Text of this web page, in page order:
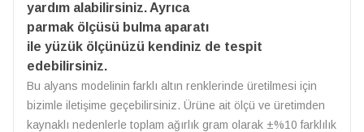
yardım alabilirsiniz. Ayrıca
parmak ölçüsü bulma aparatı
ile yüzük ölçünüzü kendiniz de tespit
edebilirsiniz.
Bu alyans modelinin farklı altın renklerinde üretilmesi için
bizimle iletişime geçebilirsiniz. Ürüne ait ölçü ve üretimden
kaynaklı nedenlerle toplam ağırlık gram olarak ±%10 farklılık